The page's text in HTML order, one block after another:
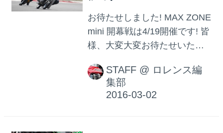
お待たせしました! MAX ZONE
mini 開幕戦は4/19開催です! 皆
様、大変大変お待たせいたし
mini、ようやく準備が整いまし
て 4月19日(火)、7月11日
(月)、10月19日(水)の 全3戦開
STAFF @ ロレンス編
集部